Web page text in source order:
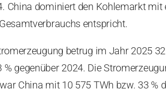
China dominiert den Kohlemarkt mit
entspricht.
betrug im Jahr 2025
% gegenüber 2024. Die
China mit 10 575 TWh bzw. 33